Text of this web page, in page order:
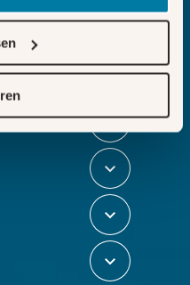
Sluit section-0
Sluit section-1
Sluit section-2
Sluit section-3